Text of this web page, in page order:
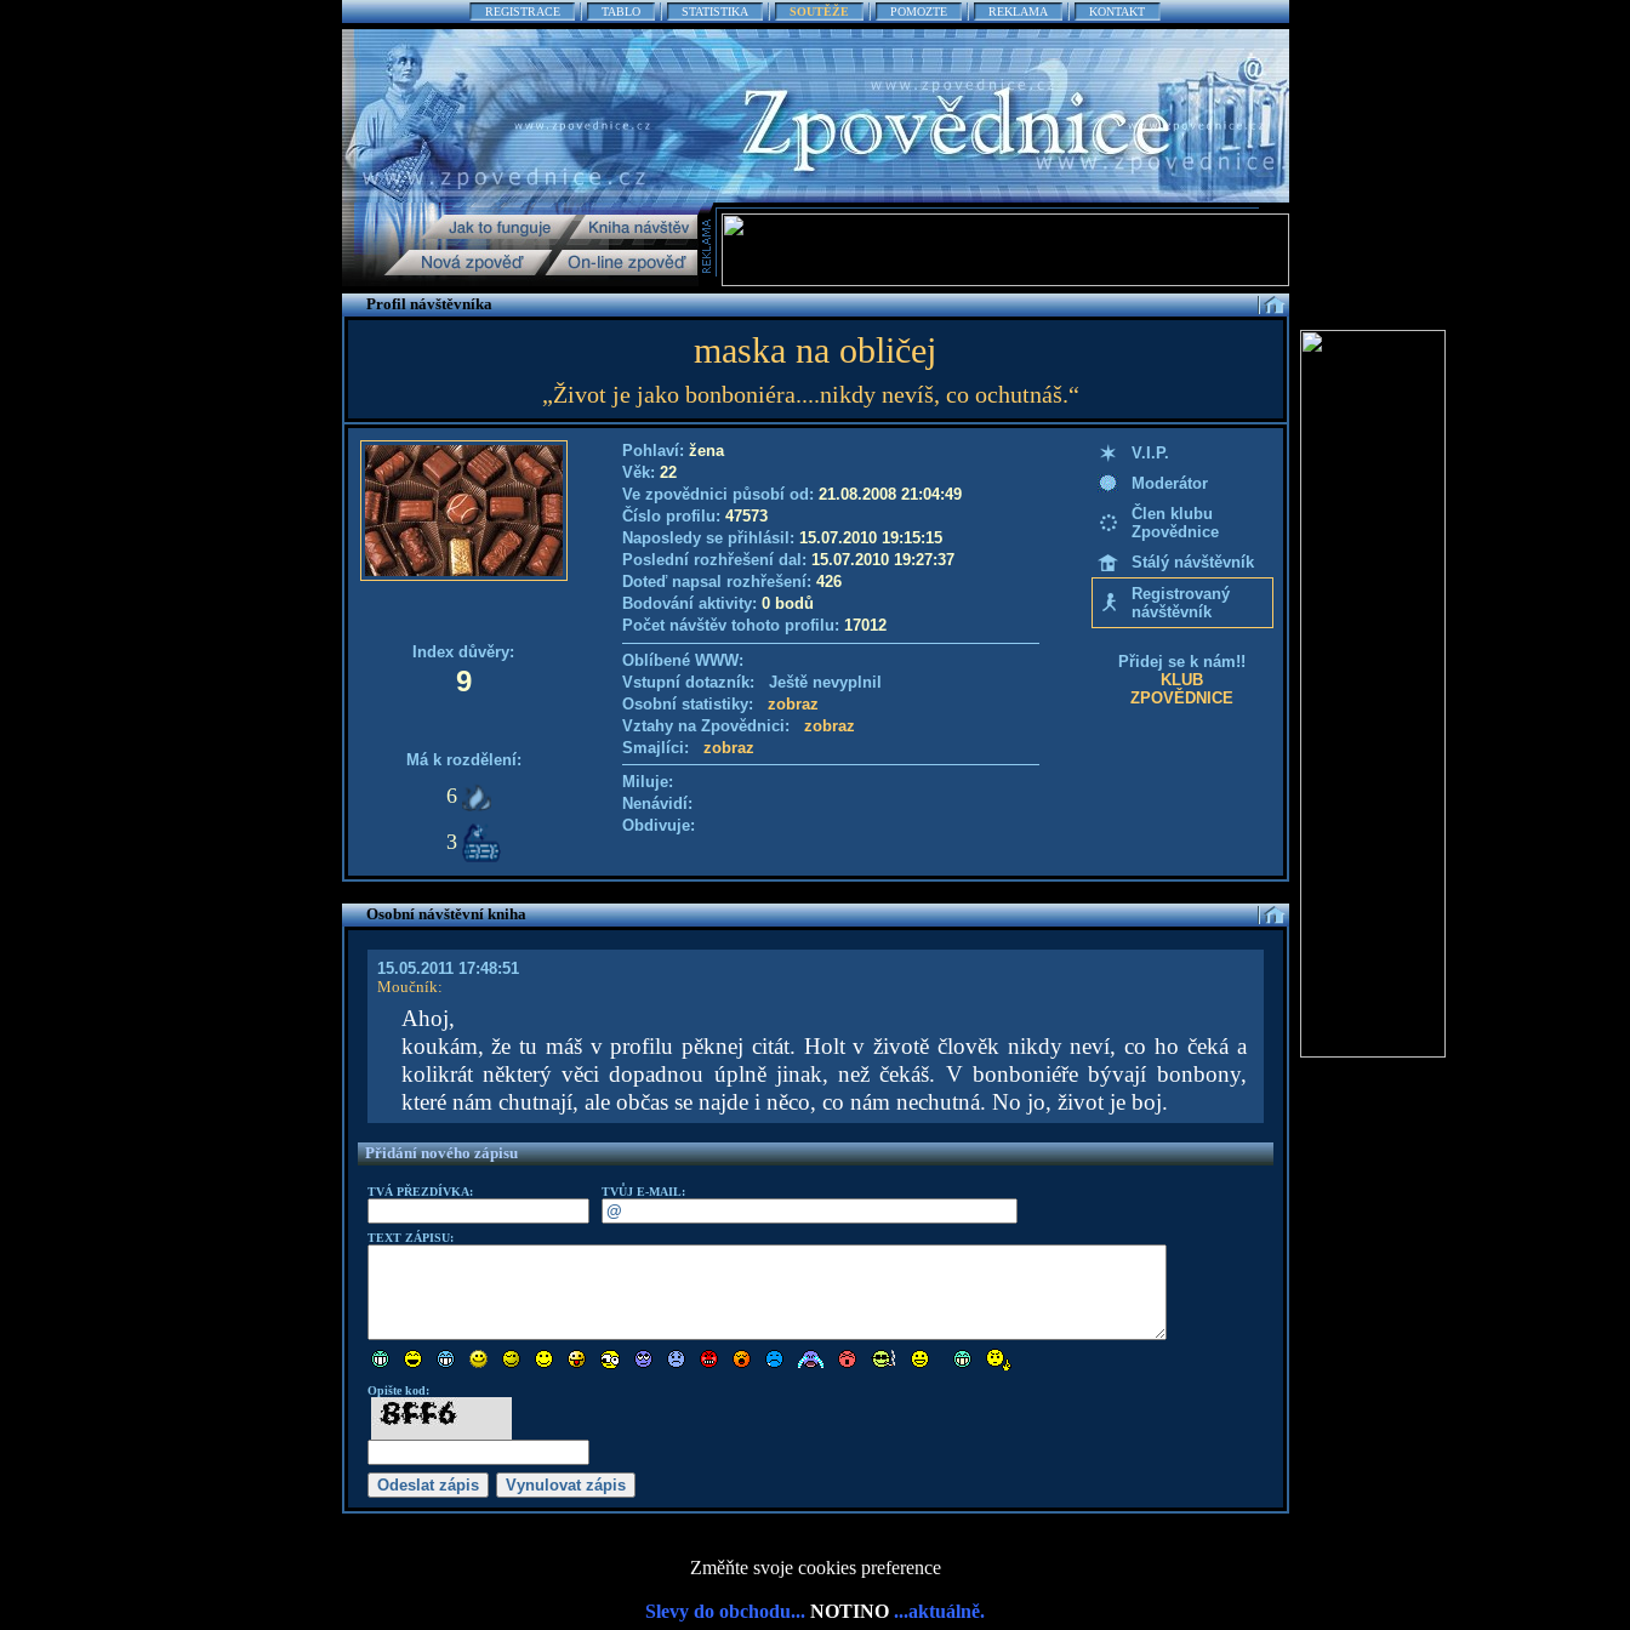
REGISTRACE TABLO STATISTIKA SOUTĚŽE POMOZTE REKLAMA KONTAKT
Profil návštěvníka
maska na obličej
„Život je jako bonboniéra....nikdy nevíš, co ochutnáš.“
Index důvěry:
9
Má k rozdělení:
6
3
Pohlaví: žena
Věk: 22
Ve zpovědnici působí od: 21.08.2008 21:04:49
Číslo profilu: 47573
Naposledy se přihlásil: 15.07.2010 19:15:15
Poslední rozhřešení dal: 15.07.2010 19:27:37
Doteď napsal rozhřešení: 426
Bodování aktivity: 0 bodů
Počet návštěv tohoto profilu: 17012
Oblíbené WWW:
Vstupní dotazník: Ještě nevyplnil
Osobní statistiky: zobraz
Vztahy na Zpovědnici: zobraz
Smajlíci: zobraz
Miluje:
Nenávidí:
Obdivuje:
V.I.P.
Moderátor
Člen klubu
Zpovědnice
Stálý návštěvník
Registrovaný
návštěvník
Přidej se k nám!!
KLUB
ZPOVĚDNICE
Osobní návštěvní kniha
15.05.2011 17:48:51
Moučník:
Ahoj,
koukám, že tu máš v profilu pěknej citát. Holt v životě člověk nikdy neví, co ho čeká a
kolikrát některý věci dopadnou úplně jinak, než čekáš. V bonboniéře bývají bonbony,
které nám chutnají, ale občas se najde i něco, co nám nechutná. No jo, život je boj.
Přidání nového zápisu
TVÁ PŘEZDÍVKA: TVŮJ E-MAIL:
TEXT ZÁPISU:
Opište kod:
Změňte svoje cookies preference
Slevy do obchodu... NOTINO ...aktuálně.